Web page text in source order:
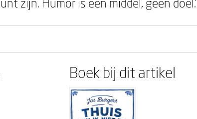
Boek bij dit artikel